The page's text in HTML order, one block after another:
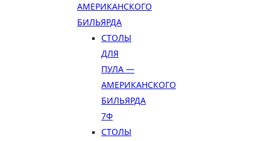
АМЕРИКАНСКОГО
БИЛЬЯРДА
СТОЛЫ
ДЛЯ
ПУЛА —
АМЕРИКАНСКОГО
БИЛЬЯРДА
7Ф
СТОЛЫ